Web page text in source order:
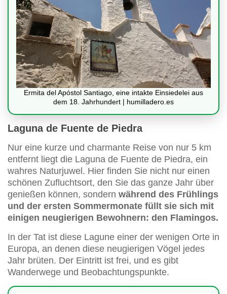
Ermita del Apóstol Santiago, eine intakte Einsiedelei aus
dem 18. Jahrhundert | humilladero.es
Laguna de Fuente de Piedra
Nur eine kurze und charmante Reise von nur 5 km
entfernt liegt die Laguna de Fuente de Piedra, ein
wahres Naturjuwel. Hier finden Sie nicht nur einen
schönen Zufluchtsort, den Sie das ganze Jahr über
genießen können, sondern während des Frühlings
und der ersten Sommermonate füllt sie sich mit
einigen neugierigen Bewohnern: den Flamingos.
In der Tat ist diese Lagune einer der wenigen Orte in
Europa, an denen diese neugierigen Vögel jedes
Jahr brüten. Der Eintritt ist frei, und es gibt
Wanderwege und Beobachtungspunkte.